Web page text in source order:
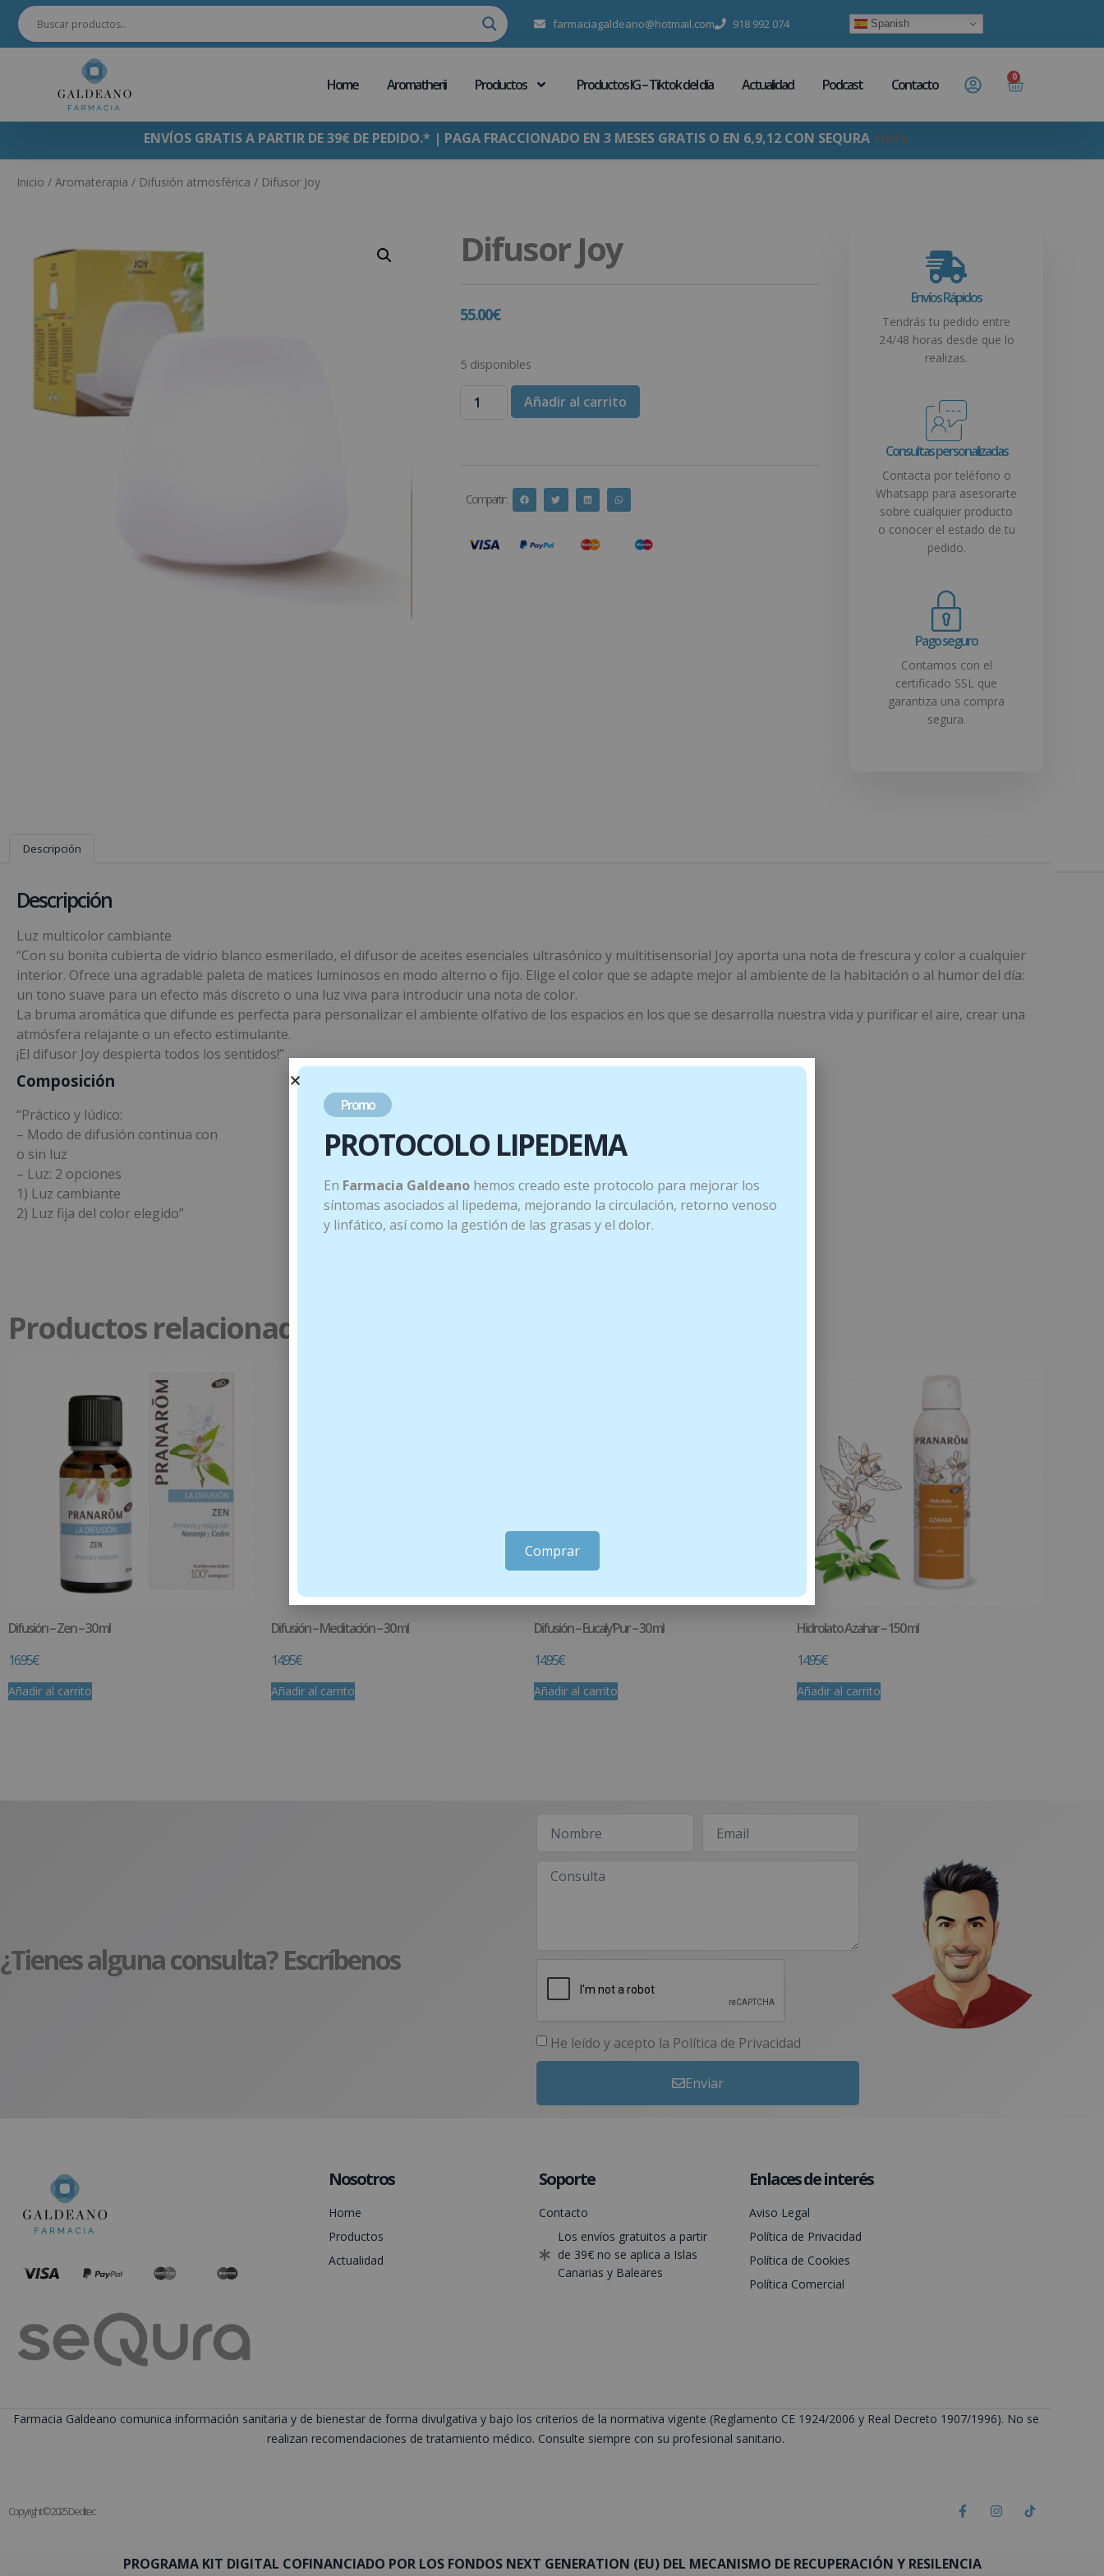
farmaciagaldeano@hotmail.com 918 992 074 Spanish
Home Aromatherii Productos Productos IG – Tiktok del día Actualidad Podcast Contacto 0
ENVÍOS GRATIS A PARTIR DE 39€ DE PEDIDO.* | PAGA FRACCIONADO EN 3 MESES GRATIS O EN 6,9,12 CON SEQURA +info
Inicio / Aromaterapia / Difusión atmosférica / Difusor Joy
Difusor Joy
55.00€
5 disponibles
Añadir al carrito
Compartir :
Envíos Rápidos
Tendrás tu pedido entre
24/48 horas desde que lo
realizas.
Consultas personalizadas
Contacta por teléfono o
Whatsapp para asesorarte
sobre cualquier producto
o conocer el estado de tu
pedido.
Pago seguro
Contamos con el
certificado SSL que
garantiza una compra
segura.
Descripción
Descripción
Luz multicolor cambiante
“Con su bonita cubierta de vidrio blanco esmerilado, el difusor de aceites esenciales ultrasónico y multitisensorial Joy aporta una nota de frescura y color a cualquier
interior. Ofrece una agradable paleta de matices luminosos en modo alterno o fijo. Elige el color que se adapte mejor al ambiente de la habitación o al humor del día:
un tono suave para un efecto más discreto o una luz viva para introducir una nota de color.
La bruma aromática que difunde es perfecta para personalizar el ambiente olfativo de los espacios en los que se desarrolla nuestra vida y purificar el aire, crear una
atmósfera relajante o un efecto estimulante.
¡El difusor Joy despierta todos los sentidos!”
Composición
“Práctico y lúdico:
– Modo de difusión continua con
o sin luz
– Luz: 2 opciones
1) Luz cambiante
2) Luz fija del color elegido”
Productos relacionados
Difusión – Zen – 30 ml
16.95€
Añadir al carrito
Difusión – Meditación – 30 ml
14.95€
Añadir al carrito
Difusión – Eucaly’Pur – 30 ml
14.95€
Añadir al carrito
Hidrolato Azahar – 150 ml
14.95€
Añadir al carrito
¿Tienes alguna consulta? Escríbenos
He leído y acepto la Política de Privacidad
Enviar
Nosotros
Home
Productos
Actualidad
Soporte
Contacto
Los envíos gratuitos a partir
de 39€ no se aplica a Islas
Canarias y Baleares
Enlaces de interés
Aviso Legal
Política de Privacidad
Política de Cookies
Política Comercial
Farmacia Galdeano comunica información sanitaria y de bienestar de forma divulgativa y bajo los criterios de la normativa vigente (Reglamento CE 1924/2006 y Real Decreto 1907/1996). No se
realizan recomendaciones de tratamiento médico. Consulte siempre con su profesional sanitario.
Copyright © 2025 Deditec
PROGRAMA KIT DIGITAL COFINANCIADO POR LOS FONDOS NEXT GENERATION (EU) DEL MECANISMO DE RECUPERACIÓN Y RESILENCIA
Promo
PROTOCOLO LIPEDEMA
En Farmacia Galdeano hemos creado este protocolo para mejorar los
síntomas asociados al lipedema, mejorando la circulación, retorno venoso
y linfático, así como la gestión de las grasas y el dolor.
Comprar